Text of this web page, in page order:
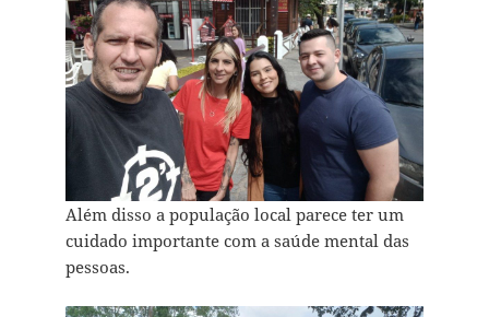
Além disso a população local parece ter um
cuidado importante com a saúde mental das
pessoas.